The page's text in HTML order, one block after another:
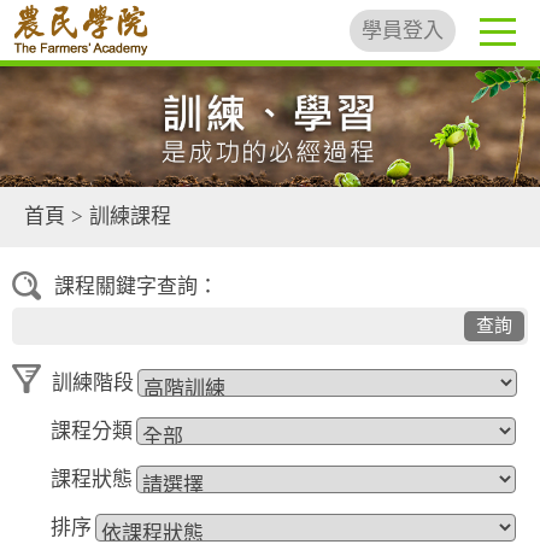
學員登入
首頁 > 訓練課程
課程關鍵字查詢：
查詢
訓練階段
課程分類
課程狀態
排序